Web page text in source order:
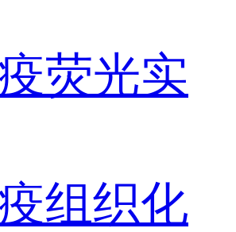
荧光实
组织化